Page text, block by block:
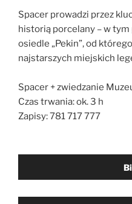
Spacer prowadzi przez
historią porcelany – w
osiedle „Pekin”, od
najstarszych miejskich
Spacer + zwiedzanie
Czas trwania: ok. 3 h
Zapisy: 781 717 777